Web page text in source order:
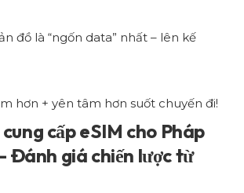
đồ là “ngốn data” nhất – lên kế
hơn + yên tâm hơn suốt chuyến đi!
cấp eSIM cho Pháp
Đánh giá chiến lược từ